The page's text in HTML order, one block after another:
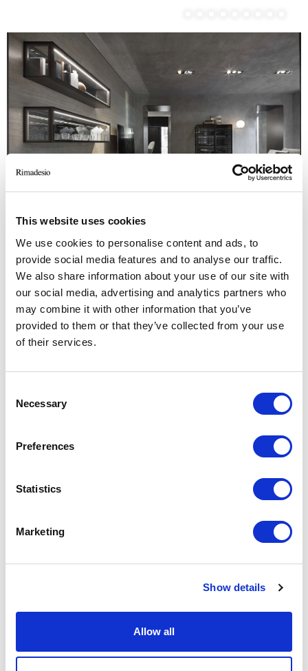
This website uses cookies
We use cookies to personalise content and ads, to
provide social media features and to analyse our traffic.
We also share information about your use of our site with
our social media, advertising and analytics partners who
may combine it with other information that you’ve
provided to them or that they’ve collected from your use
of their services.
Selection
Necessary
Preferences
Statistics
Marketing
Show details
Allow all
VERWANDTE ARTIKEL